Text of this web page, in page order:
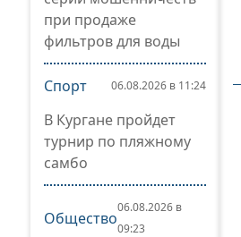
при продаже
фильтров для воды
Спорт 06.08.2026 в 11:24
В Кургане пройдет
турнир по пляжному
самбо
Общество
06.08.2026 в
09:23